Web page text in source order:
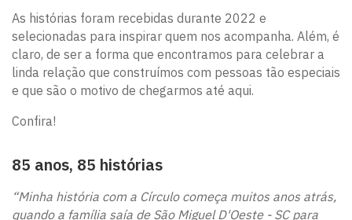
As histórias foram recebidas durante 2022 e
selecionadas para inspirar quem nos acompanha. Além, é
claro, de ser a forma que encontramos para celebrar a
linda relação que construímos com pessoas tão especiais
e que são o motivo de chegarmos até aqui.
Confira!
85 anos, 85 histórias
“Minha história com a Círculo começa muitos anos atrás,
quando a família saía de São Miguel D'Oeste - SC para